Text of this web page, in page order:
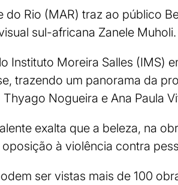
do Rio (MAR) traz ao público
sul-africana Zanele Muholi.
Instituto Moreira Salles (IMS)
trazendo um panorama da
Thyago Nogueira e Ana Paula
exalta que a beleza, na
à violência contra
ser vistas mais de 100